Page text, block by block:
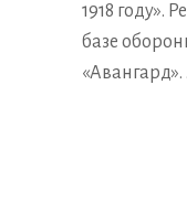
1918 году».
базе
«Авангард».